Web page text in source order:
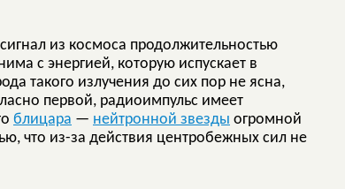
из космоса продолжительностью
с энергией, которую испускает в
такого излучения до сих пор не ясна,
первой, радиоимпульс имеет
блицара — нейтронной звезды огромной
что из-за действия центробежных сил не